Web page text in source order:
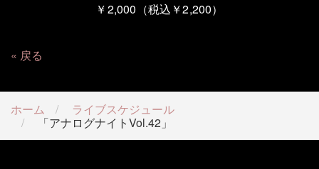
￥2,000（税込￥2,200）
戻る
ホーム
ライブスケジュール
「アナログナイトVol.42」